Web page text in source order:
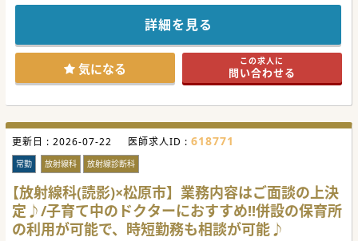
ので、通勤が非常に便利です。
■同法人の他施設では残業がほとんどなく、16:30に帰宅が
できており、法人全体でワークライフバランスが取りやすい
環境です。
■土日祝はお休みのため、子育て中の女性医師が活躍できる
医療機関ですので是非お問い合わせください。
【具体的な業務内容】
頂きます。結果説明に関しては当日行う予定は今のところご
ざいません。
■読影については、マンモグラフィ検査と問診のみでご勤務
が可能です。その他読影は別の医師が対応いたします。
■1日200名程度の健診対応を2診制で診療を行い、患者様の
健康管理をサポートしていただきます。
【募集背景】
■複数の健診センターを運営する法人が、2026年1月に4施
設目の健診センターをOPENするため、常勤医の先生を募集
されております。
■1日100名程度の患者様のご対応を頂くため健診のご経験が
詳細を見る
気になる この求人に
問い合わせる
更新日 : 2026-07-22 医師求人ID : 618771
常勤 放射線科 放射線診断科
【放射線科(読影)×松原市】業務内容はご面談の上決
定♪/子育て中のドクターにおすすめ!!併設の保育所
の利用が可能で、時短勤務も相談が可能♪